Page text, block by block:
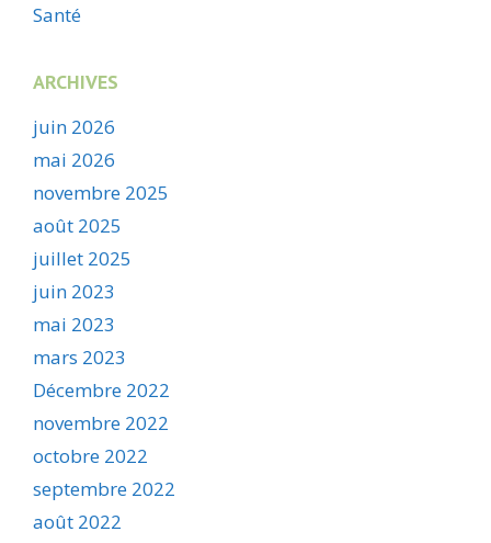
Santé
ARCHIVES
juin 2026
mai 2026
novembre 2025
août 2025
juillet 2025
juin 2023
mai 2023
mars 2023
Décembre 2022
novembre 2022
octobre 2022
septembre 2022
août 2022